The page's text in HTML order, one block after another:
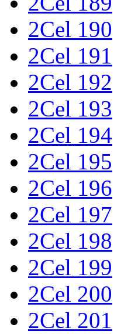
2Cel 190
2Cel 191
2Cel 192
2Cel 193
2Cel 194
2Cel 195
2Cel 196
2Cel 197
2Cel 198
2Cel 199
2Cel 200
2Cel 201